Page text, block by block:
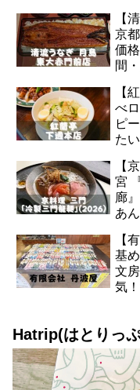
【
京
価
間
【
べ
ピ
た
【
宮
廊
あ
【
基
文
気
Hatrip(はとりっ